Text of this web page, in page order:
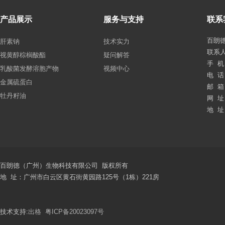
产品展示
肝素钠
视黄醇棕榈酸酯
乳酸菌发酵溶胞产物
金属硫蛋白
牡丹籽油
服务与支持
技术实力
疑问解答
视频中心
联系
百朗
联系
手 机
电 话
邮 箱
网 址
地 址
百朗德（广州）生物科技有限公司 版权所有
地 址：广州市白云区黄石街黄园路125号（1栋）221房
技术支持:出格 粤ICP备20023097号